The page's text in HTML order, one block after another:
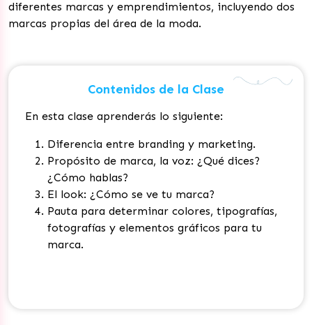
diferentes marcas y emprendimientos, incluyendo dos
marcas propias del área de la moda.
Contenidos de la Clase
En esta clase aprenderás lo siguiente:
Diferencia entre branding y marketing.
Propósito de marca, la voz: ¿Qué dices?
¿Cómo hablas?
El look: ¿Cómo se ve tu marca?
Pauta para determinar colores, tipografías,
fotografías y elementos gráficos para tu
marca.